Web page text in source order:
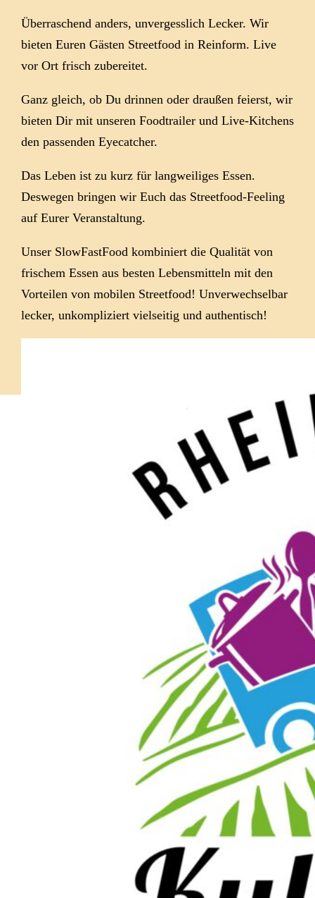
Überraschend anders, unvergesslich Lecker. Wir
bieten Euren Gästen Streetfood in Reinform. Live
vor Ort frisch zubereitet.
Ganz gleich, ob Du drinnen oder draußen feierst, wir
bieten Dir mit unseren Foodtrailer und Live-Kitchens
den passenden Eyecatcher.
Das Leben ist zu kurz für langweiliges Essen.
Deswegen bringen wir Euch das Streetfood-Feeling
auf Eurer Veranstaltung.
Unser SlowFastFood kombiniert die Qualität von
frischem Essen aus besten Lebensmitteln mit den
Vorteilen von mobilen Streetfood! Unverwechselbar
lecker, unkompliziert vielseitig und authentisch!